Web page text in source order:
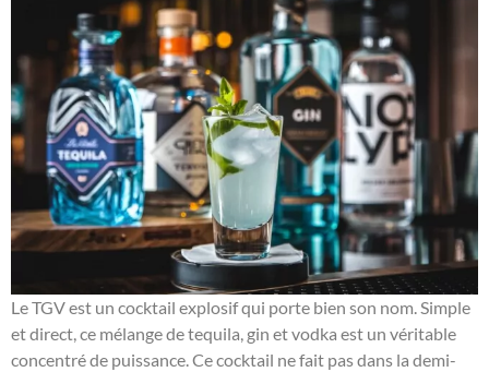
Le TGV est un cocktail explosif qui porte bien son nom. Simple
et direct, ce mélange de tequila, gin et vodka est un véritable
concentré de puissance. Ce cocktail ne fait pas dans la demi-